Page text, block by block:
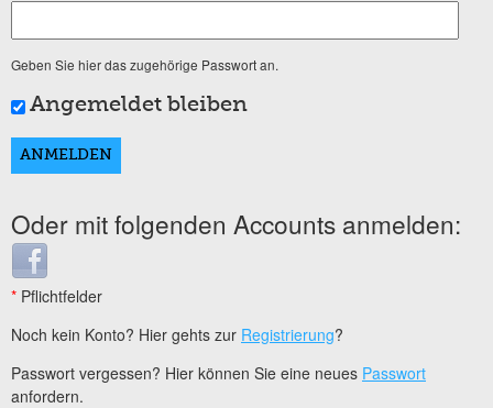
Geben Sie hier das zugehörige Passwort an.
Angemeldet bleiben
Oder mit folgenden Accounts anmelden:
Login with Facebook
* Pflichtfelder
Noch kein Konto? Hier gehts zur Registrierung?
Passwort vergessen? Hier können Sie eine neues Passwort
anfordern.